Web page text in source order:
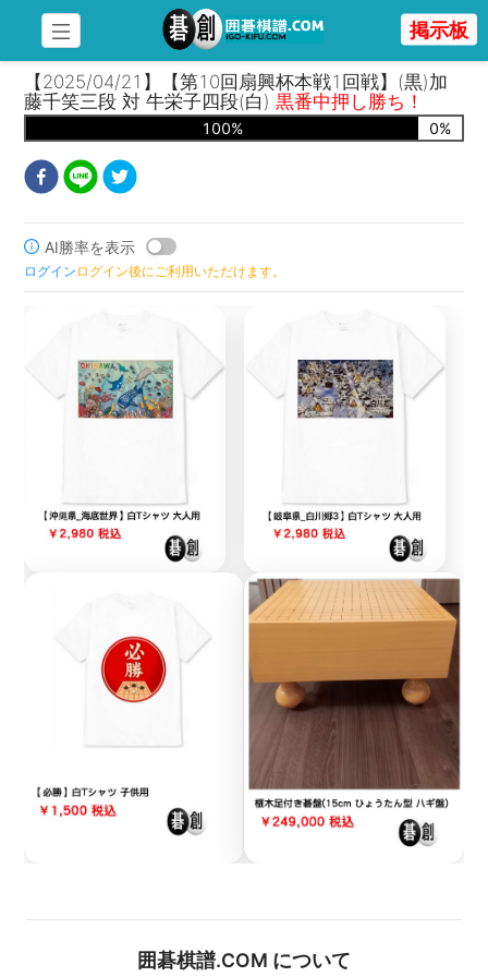
掲示板
【2025/04/21】【第10回扇興杯本戦1回戦】(黒)加
藤千笑三段 対 牛栄子四段(白)黒番中押し勝ち！
100% 0%
AI勝率を表示
ログイン ログイン後にご利用いただけます。
囲碁棋譜.COM について